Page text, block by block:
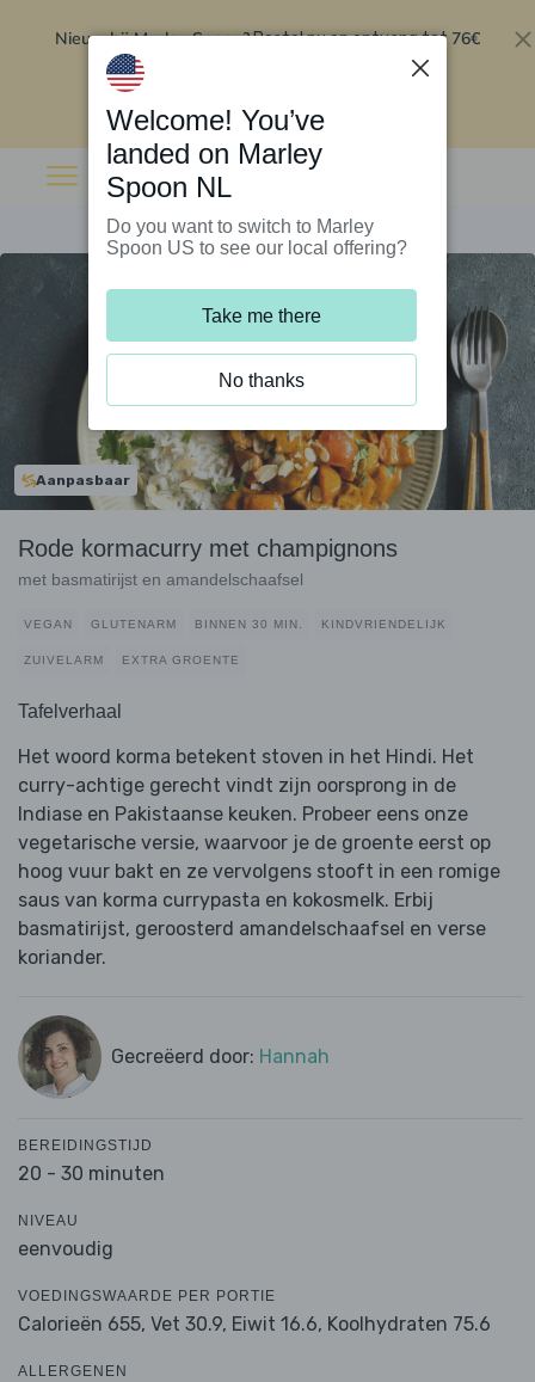
Nieuw bij Marley Spoon?Bestel nu en ontvang tot 76€
Aanpasbaar
Rode kormacurry met champignons
met basmatirijst en amandelschaafsel
VEGAN GLUTENARM BINNEN 30 MIN. KINDVRIENDELIJK
ZUIVELARM EXTRA GROENTE
Tafelverhaal
Het woord korma betekent stoven in het Hindi. Het
curry-achtige gerecht vindt zijn oorsprong in de
Indiase en Pakistaanse keuken. Probeer eens onze
vegetarische versie, waarvoor je de groente eerst op
hoog vuur bakt en ze vervolgens stooft in een romige
saus van korma currypasta en kokosmelk. Erbij
basmatirijst, geroosterd amandelschaafsel en verse
koriander.
Gecreëerd door: Hannah
BEREIDINGSTIJD
20 - 30 minuten
NIVEAU
eenvoudig
VOEDINGSWAARDE PER PORTIE
Calorieën 655, Vet 30.9, Eiwit 16.6, Koolhydraten 75.6
ALLERGENEN
Welcome! You’ve
landed on Marley
Spoon NL
Do you want to switch to Marley
Spoon US to see our local offering?
Take me there
No thanks